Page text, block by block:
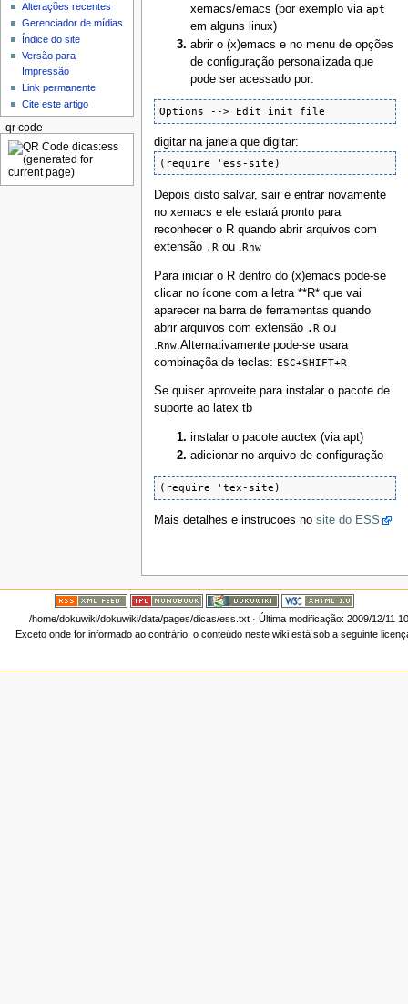
xemacs/emacs (por exemplo viaapt
em alguns linux)
abrir o (x)emacs e no menu de opções
de configuração personalizada que
pode ser acessado por:
Options --> Edit init file
digitar na janela que digitar:
(require 'ess-site)
Depois disto salvar, sair e entrar novamente
no xemacs e ele estará pronto para
reconhecer o R quando abrir arquivos com
extensão .Rou .Rnw
Para iniciar o R dentro do (x)emacs pode-se
clicar no ícone com a letra **R* que vai
aparecer na barra de ferramentas quando
abrir arquivos com extensão .R ou
Rnw.Alternativamente pode-se usara
combinaçõa de teclas: ESC+SHIFT+R
Se quiser aproveite para instalar o pacote de
suporte ao latex tb
instalar o pacote auctex (via apt)
adicionar no arquivo de configuração
(require 'tex-site)
Mais detalhes e instrucoes no site do ESS
Alterações recentes
Gerenciador de mídias
Índice do site
Versão para
Impressão
Link permanente
Cite este artigo
qr code
/home/dokuwiki/dokuwiki/data/pages/dicas/ess.txt· Última modificação: 2009/12/11
Exceto onde for informado ao contrário, o conteúdo neste wiki está sob a seguinte